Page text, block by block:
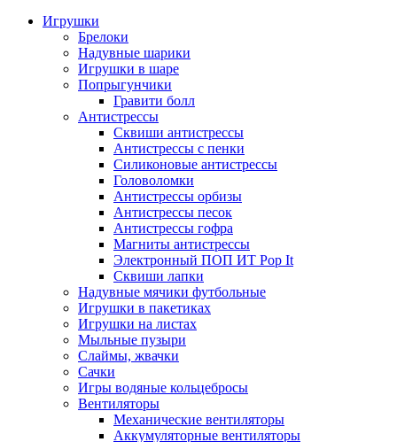
Игрушки
Брелоки
Надувные шарики
Игрушки в шаре
Попрыгунчики
Гравити болл
Антистрессы
Сквиши антистрессы
Антистрессы с пенки
Силиконовые антистрессы
Головоломки
Антистрессы орбизы
Антистрессы песок
Антистрессы гофра
Магниты антистрессы
Электронный ПОП ИТ Pop It
Сквиши лапки
Надувные мячики футбольные
Игрушки в пакетиках
Игрушки на листах
Мыльные пузыри
Слаймы, жвачки
Сачки
Игры водяные кольцебросы
Вентиляторы
Механические вентиляторы
Аккумуляторные вентиляторы